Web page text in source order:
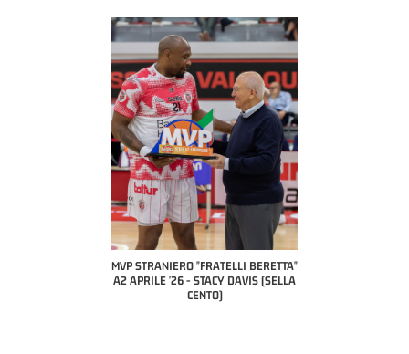
"FRATELLI BERETTA"
'26 - STACY DAVIS (SELLA
MVP "FRATELLI BERETTA" SAMUEL
DILAS B NAZIONALE APRILE '26 -
MARCO RESTELLI (TAV TREVIGLIO